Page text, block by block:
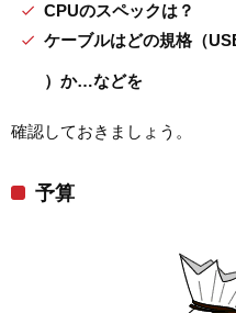
CPUのスペックは？
ケーブルはどの規格（
）か…などを
確認しておきましょう。
予算